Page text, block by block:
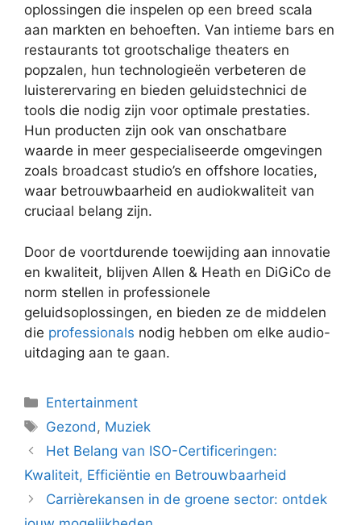
oplossingen die inspelen op een breed scala
aan markten en behoeften. Van intieme bars en
restaurants tot grootschalige theaters en
popzalen, hun technologieën verbeteren de
luisterervaring en bieden geluidstechnici de
tools die nodig zijn voor optimale prestaties.
Hun producten zijn ook van onschatbare
waarde in meer gespecialiseerde omgevingen
zoals broadcast studio’s en offshore locaties,
waar betrouwbaarheid en audiokwaliteit van
cruciaal belang zijn.
Door de voortdurende toewijding aan innovatie
en kwaliteit, blijven Allen & Heath en DiGiCo de
norm stellen in professionele
geluidsoplossingen, en bieden ze de middelen
die professionals nodig hebben om elke audio-
uitdaging aan te gaan.
Categorieën
Entertainment
Tags
Gezond , Muziek
Het Belang van ISO-Certificeringen:
Kwaliteit, Efficiëntie en Betrouwbaarheid
Carrièrekansen in de groene sector: ontdek